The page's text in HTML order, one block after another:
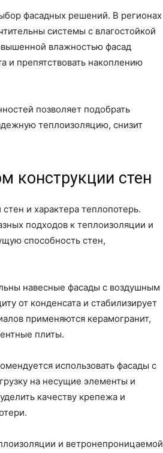
фасадных решений. В регионах
системы с влагостойкой
влажностью фасад
и препятствовать накоплению
позволяет подобрать
теплоизоляцию, снизит
конструкции стен
и характера теплопотерь.
подходов к теплоизоляции и
способность стен,
навесные фасады с воздушным
от конденсата и стабилизирует
применяются керамогранит,
плиты.
использовать фасады с
на несущие элементы и
качеству крепежа и
и ветронепроницаемой